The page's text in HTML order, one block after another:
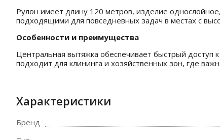
Рулон имеет длину 120 метров, изделие
подходящими для повседневных задач в местах с
Особенности и преимущества
Центральная вытяжка обеспечивает быстрый доступ
подходит для клининга и хозяйственных зон, где
Характеристики
Бренд